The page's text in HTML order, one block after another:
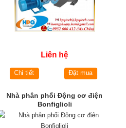
Liên hệ
Chi tiết Đặt mua
Nhà phân phối Động cơ điện
Bonfiglioli